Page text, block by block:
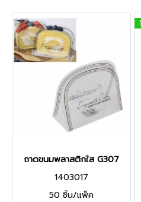
ถาดขนมพลาสติกใส G307
1403017
50 ชิ้น/แพ็ค